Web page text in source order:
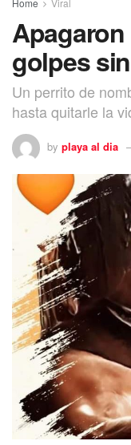
Home Viral
golpes
Un perrito de
hasta quitarle la
by playa al dia